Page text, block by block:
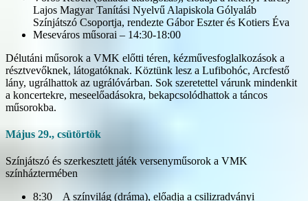
Lajos Magyar Tanítási Nyelvű Alapiskola Gólyaláb
Színjátszó Csoportja, rendezte Gábor Eszter és Kotiers Éva
Meseváros műsorai – 14:30-18:00
Délutáni műsorok a VMK előtti téren, kézművesfoglalkozások a
résztvevőknek, látogatóknak. Köztünk lesz a Lufibohóc, Arcfestő
lány, ugrálhattok az ugrálóvárban. Sok szeretettel várunk mindenkit
a koncertekre, meseelőadásokra, bekapcsolódhattok a táncos
műsorokba.
Május 29., csütörtök
Színjátszó és szerkesztett játék versenyműsorok a VMK
színháztermében
8:30 A színvilág (dráma), előadja a csilizradványi